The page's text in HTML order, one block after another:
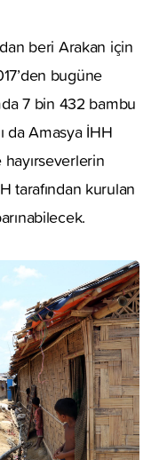
beri Arakan için
bugüne
7 bin 432 bambu
da Amasya İHH
tarafından kurulan